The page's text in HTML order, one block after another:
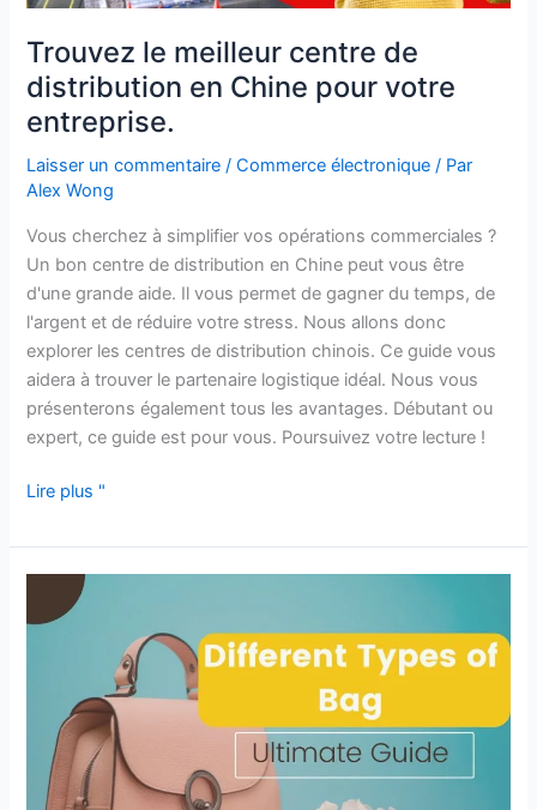
Trouvez le meilleur centre de
distribution en Chine pour votre
entreprise.
Laisser un commentaire /Commerce électronique / Par
Alex Wong
Vous cherchez à simplifier vos opérations commerciales ?
Un bon centre de distribution en Chine peut vous être
d'une grande aide. Il vous permet de gagner du temps, de
l'argent et de réduire votre stress. Nous allons donc
explorer les centres de distribution chinois. Ce guide vous
aidera à trouver le partenaire logistique idéal. Nous vous
présenterons également tous les avantages. Débutant ou
expert, ce guide est pour vous. Poursuivez votre lecture !
Lire plus "
meilleurs
Guide
ultime